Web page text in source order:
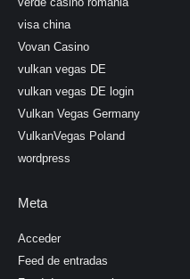
visa china
Vovan Casino
vulkan vegas DE
vulkan vegas DE login
Vulkan Vegas Germany
VulkanVegas Poland
wordpress
Meta
Acceder
Feed de entradas